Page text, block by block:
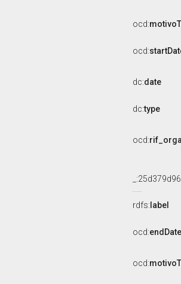
ocd:
ocd:
dc:date
dc:type
ocd:
rdfs: label
ocd:endDate
ocd: